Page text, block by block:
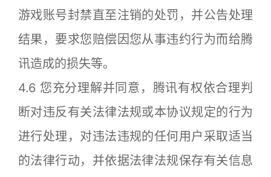
游戏账号封禁直至注销的处罚，并公告处理
结果，要求您赔偿因您从事违约行为而给腾
讯造成的损失等。
4.6 您充分理解并同意，腾讯有权依合理判
断对违反有关法律法规或本协议规定的行为
进行处理，对违法违规的任何用户采取适当
的法律行动，并依据法律法规保存有关信息